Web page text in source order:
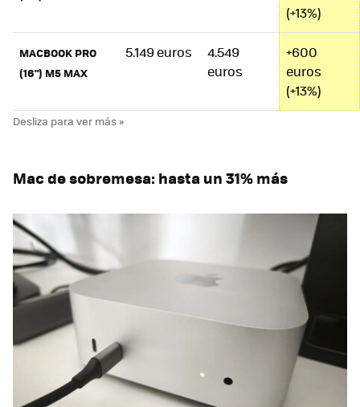
(+13%)
MACBOOK PRO
(16") M5 MAX
5.149 euros
4.549
euros
+600
euros
(+13%)
Mac de sobremesa: hasta un 31% más